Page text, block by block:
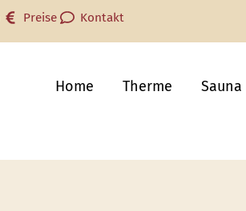
Preise Kontakt
Home Therme Sauna